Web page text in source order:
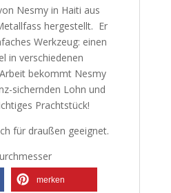
Nesmy in Haiti aus
hergestellt. Er
Werkzeug: einen
in verschiedenen
bekommt Nesmy
sichernden Lohn und
Prachtstück!
für draußen geeignet.
merken